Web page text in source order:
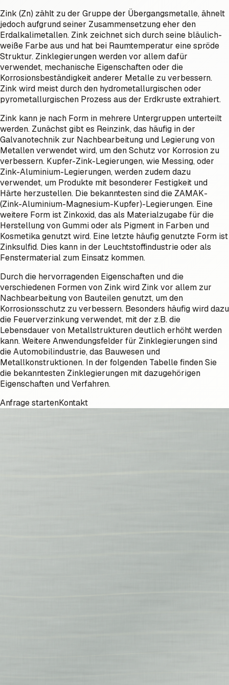
Zink (Zn) zählt zu der Gruppe der Übergangsmetalle, ähnelt
jedoch aufgrund seiner Zusammensetzung eher den
Erdalkalimetallen. Zink zeichnet sich durch seine bläulich-
weiße Farbe aus und hat bei Raumtemperatur eine spröde
Struktur. Zinklegierungen werden vor allem dafür
verwendet, mechanische Eigenschaften oder die
Korrosionsbeständigkeit anderer Metalle zu verbessern.
Zink wird meist durch den hydrometallurgischen oder
pyrometallurgischen Prozess aus der Erdkruste extrahiert.
Zink kann je nach Form in mehrere Untergruppen unterteilt
werden. Zunächst gibt es Reinzink, das häufig in der
Galvanotechnik zur Nachbearbeitung und Legierung von
Metallen verwendet wird, um den Schutz vor Korrosion zu
verbessern. Kupfer-Zink-Legierungen, wie Messing, oder
Zink-Aluminium-Legierungen, werden zudem dazu
verwendet, um Produkte mit besonderer Festigkeit und
Härte herzustellen. Die bekanntesten sind die ZAMAK-
(Zink-Aluminium-Magnesium-Kupfer)-Legierungen. Eine
weitere Form ist Zinkoxid, das als Materialzugabe für die
Herstellung von Gummi oder als Pigment in Farben und
Kosmetika genutzt wird. Eine letzte häufig genutzte Form ist
Zinksulfid. Dies kann in der Leuchtstoffindustrie oder als
Fenstermaterial zum Einsatz kommen.
Durch die hervorragenden Eigenschaften und die
verschiedenen Formen von Zink wird Zink vor allem zur
Nachbearbeitung von Bauteilen genutzt, um den
Korrosionsschutz zu verbessern. Besonders häufig wird dazu
die Feuerverzinkung verwendet, mit der z.B. die
Lebensdauer von Metallstrukturen deutlich erhöht werden
kann. Weitere Anwendungsfelder für Zinklegierungen sind
die Automobilindustrie, das Bauwesen und
Metallkonstruktionen. In der folgenden Tabelle finden Sie
die bekanntesten Zinklegierungen mit dazugehörigen
Eigenschaften und Verfahren.
Anfrage startenKontakt